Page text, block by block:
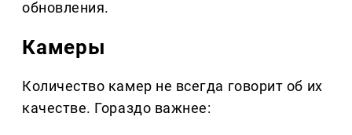
обновления.
Камеры
Количество камер не всегда говорит об их
качестве. Гораздо важнее: